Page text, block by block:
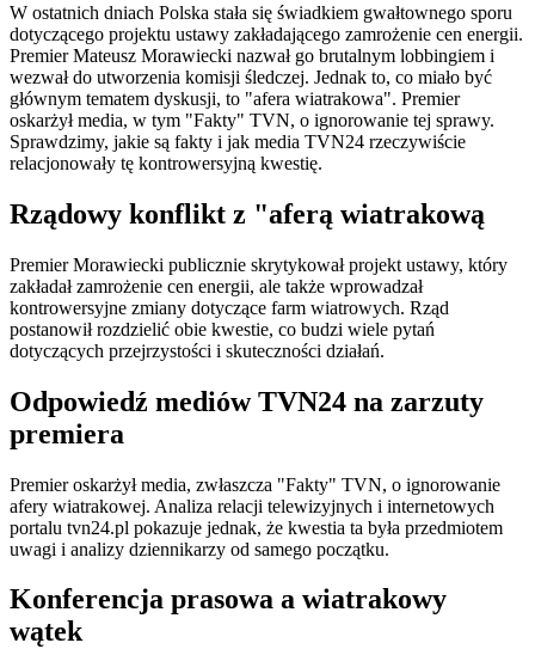
W ostatnich dniach Polska stała się świadkiem gwałtownego sporu
dotyczącego projektu ustawy zakładającego zamrożenie cen energii.
Premier Mateusz Morawiecki nazwał go brutalnym lobbingiem i
wezwał do utworzenia komisji śledczej. Jednak to, co miało być
głównym tematem dyskusji, to "afera wiatrakowa". Premier
oskarżył media, w tym "Fakty" TVN, o ignorowanie tej sprawy.
Sprawdzimy, jakie są fakty i jak media TVN24 rzeczywiście
relacjonowały tę kontrowersyjną kwestię.
Rządowy konflikt z "aferą wiatrakową
Premier Morawiecki publicznie skrytykował projekt ustawy, który
zakładał zamrożenie cen energii, ale także wprowadzał
kontrowersyjne zmiany dotyczące farm wiatrowych. Rząd
postanowił rozdzielić obie kwestie, co budzi wiele pytań
dotyczących przejrzystości i skuteczności działań.
Odpowiedź mediów TVN24 na zarzuty
premiera
Premier oskarżył media, zwłaszcza "Fakty" TVN, o ignorowanie
afery wiatrakowej. Analiza relacji telewizyjnych i internetowych
portalu tvn24.pl pokazuje jednak, że kwestia ta była przedmiotem
uwagi i analizy dziennikarzy od samego początku.
Konferencja prasowa a wiatrakowy
wątek